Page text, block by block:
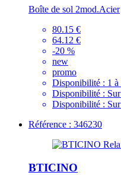
Boîte de sol 2mod.Acier
80.15 €
64.12 €
-20 %
new
promo
Disponibilité : 1
Disponibilité :
Disponibilité :
Référence : 346230
BTICINO